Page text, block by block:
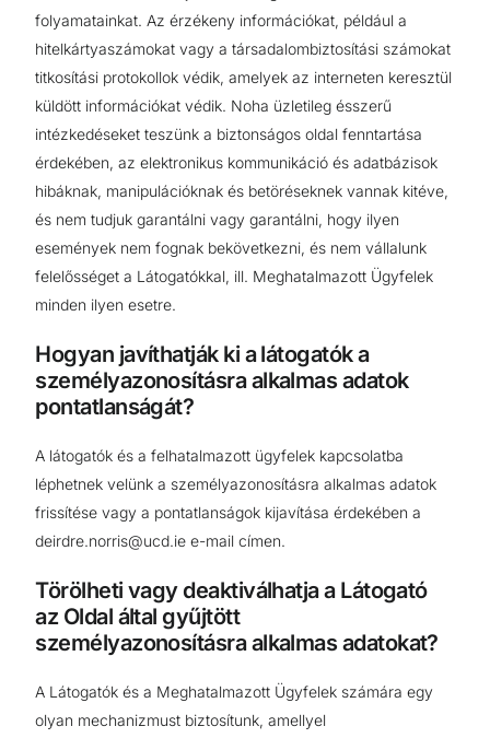
folyamatainkat. Az érzékeny információkat, például a
hitelkártyaszámokat vagy a társadalombiztosítási számokat
titkosítási protokollok védik, amelyek az interneten keresztül
küldött információkat védik. Noha üzletileg ésszerű
intézkedéseket teszünk a biztonságos oldal fenntartása
érdekében, az elektronikus kommunikáció és adatbázisok
hibáknak, manipulációknak és betöréseknek vannak kitéve,
és nem tudjuk garantálni vagy garantálni, hogy ilyen
események nem fognak bekövetkezni, és nem vállalunk
felelősséget a Látogatókkal, ill. Meghatalmazott Ügyfelek
minden ilyen esetre.
Hogyan javíthatják ki a látogatók a
személyazonosításra alkalmas adatok
pontatlanságát?
A látogatók és a felhatalmazott ügyfelek kapcsolatba
léphetnek velünk a személyazonosításra alkalmas adatok
frissítése vagy a pontatlanságok kijavítása érdekében a
deirdre.norris@ucd.ie e-mail címen.
Törölheti vagy deaktiválhatja a Látogató
az Oldal által gyűjtött
személyazonosításra alkalmas adatokat?
A Látogatók és a Meghatalmazott Ügyfelek számára egy
olyan mechanizmust biztosítunk, amellyel